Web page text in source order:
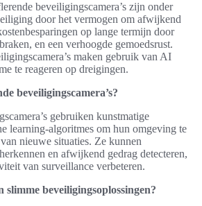
beveiligingscamera’s zijn onder
door het vermogen om afwijkend
op lange termijn door
en een verhoogde gemoedsrust.
maken gebruik van AI
te reageren op dreigingen.
beveiligingscamera’s?
gebruiken kunstmatige
learning-algoritmes om hun omgeving te
nieuwe situaties. Ze kunnen
en afwijkend gedrag detecteren,
van surveillance verbeteren.
beveiligingsoplossingen?